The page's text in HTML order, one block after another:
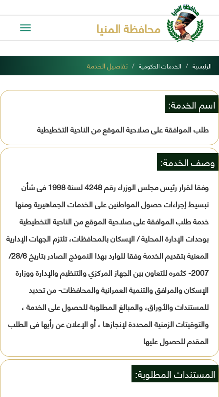
Toggle
محافظة المنيا
الرئيسية الخدمات الحكومية تفاصيل الخدمة
اسم الخدمة:
طلب الموافقة على صلاحية الموقع من الناحية التخطيطية
وصف الخدمة:
وفقا لقرار رئيس مجلس الوزراء رقم 4248 لسنة 1998 فى شأن
تبسيط إجراءات حصول المواطنين على الخدمات الجماهيرية ومنها
خدمة طلب الموافقة على صلاحية الموقع من الناحية التخطيطية
بوحدات الإدارة المحلية / الإسكان بالمحافظات، تلتزم الجهات الإدارية
المعنية بتقديم الخدمة وفقا للوارد بهذا النموذج الصادر بتاريخ 28/6/
2007- كثمره للتعاون بين الجهاز المركزي والتنظيم والإدارة ووزارة
الإسكان والمرافق والتنمية العمرانية والمحافظات- من تحديد
للمستندات والأوراق، والمبالغ المطلوبة للحصول على الخدمة ،
والتوقيتات الزمنية المحددة لإنجازها ، أو الإعلان عن رأيها فى الطلب
المقدم للحصول عليها
المستندات المطلوبة: